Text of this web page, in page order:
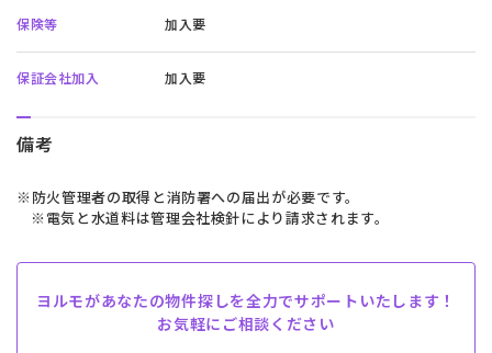
保険等 加入要
保証会社加入 加入要
備考
※防火管理者の取得と消防署への届出が必要です。
※電気と水道料は管理会社検針により請求されます。
ヨルモがあなたの物件探しを全力でサポートいたします！
お気軽にご相談ください